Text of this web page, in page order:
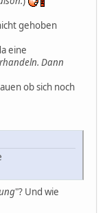
gehoben
eine
Dann
ob sich noch
"? Und wie